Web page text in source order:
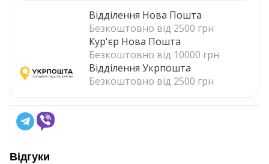
Відділення Нова Пошта
Безкоштовно від 2500 грн
Кур'єр Нова Пошта
Безкоштовно від 10000 грн
Відділення Укрпошта
Безкоштовно від 2500 грн
Відгуки